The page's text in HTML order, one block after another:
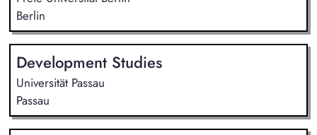
Berlin
Development Studies
Universität Passau
Passau